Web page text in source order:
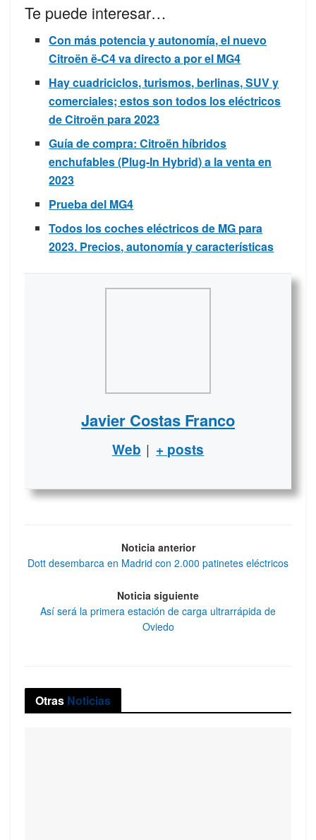
Te puede interesar…
Con más potencia y autonomía, el nuevo
Citroën ë-C4 va directo a por el MG4
Hay cuadriciclos, turismos, berlinas, SUV y
comerciales; estos son todos los eléctricos
de Citroën para 2023
Guía de compra: Citroën híbridos
enchufables (Plug-In Hybrid) a la venta en
2023
Prueba del MG4
Todos los coches eléctricos de MG para
2023. Precios, autonomía y características
Javier Costas Franco
Web | + posts
Noticia anterior
Dott desembarca en Madrid con 2.000 patinetes eléctricos
Noticia siguiente
Así será la primera estación de carga ultrarrápida de
Oviedo
Otras Noticias